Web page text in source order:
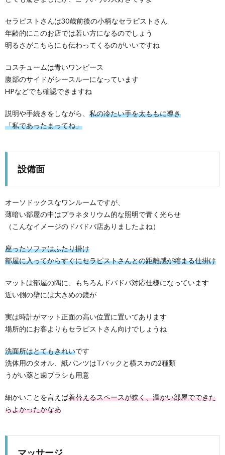
セラピストさんは30歳前後の小柄なセラピストさん
年齢的にこのお店では若い方になるのでしょう
明るさがこちらにも伝わってくるのがいいですね
コスチュームは青いワンピース
腹部のサイドがシースルーになっています
HPなどでも確認できますね
説明や手続きをしながら、 私の冷たい手を太ももに導き
「私であったまってね」
設備面
オーソドックスなワンルームですが、
薄暗い部屋の中はプラネタリウム的な照明で青く光らせ
（こんなイメージのドバドバ店ありましたよね）
座ったソファはふたり掛け
部屋に入ってからすぐにセラピストさんとの距離感が縮まる仕掛け
マットは部屋の隅に、もちろんドバドバ対応仕様になっています
近い側の壁には大きめの鏡が
実は時計がマット正面の高い位置に置いてあります
場所的にお客よりもセラピストさん向けでしょうね
洗面所はとてもきれいです
洗体用のタオル、紙パンツはTバックと横スカの2種類
うがい薬と歯ブラシも用意
細かいことを言えば着替えるスペースが狭く、温かい部屋でできた
らよかったかなあ
マッサージ